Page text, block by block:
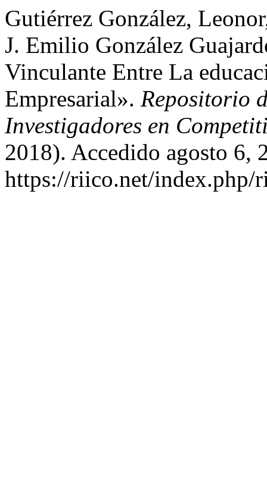
Gutiérrez González,
J. Emilio González
Vinculante Entre La
Empresarial». Repositorio
Investigadores en
2018). Accedido agosto 6,
https://riico.net/index.php/